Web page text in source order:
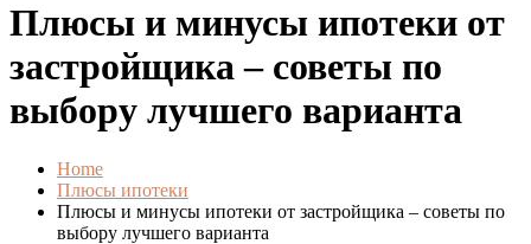
Плюсы и минусы ипотеки от
застройщика – советы по
выбору лучшего варианта
Home
Плюсы ипотеки
Плюсы и минусы ипотеки от застройщика – советы по
выбору лучшего варианта